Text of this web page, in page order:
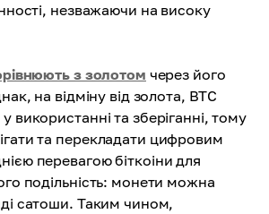
незважаючи на високу
з золотом через його
на відміну від золота, BTC
використанні та зберіганні, тому
та перекладати цифровим
перевагою біткоіни для
подільність: монети можна
сатоши. Таким чином,